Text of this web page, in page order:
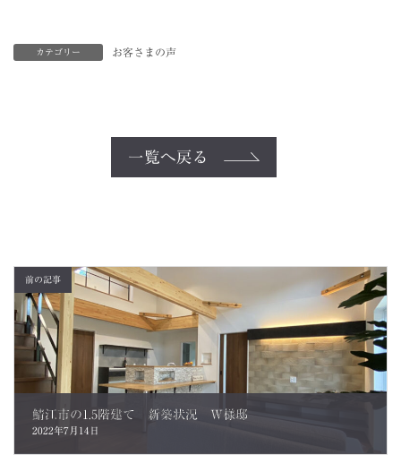
カテゴリー お客さまの声
一覧へ戻る
前の記事
鯖江市の1.5階建て 新築状況 W様邸
2022年7月14日